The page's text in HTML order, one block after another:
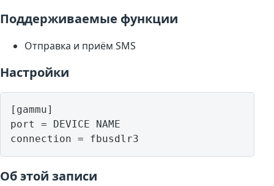
Поддерживаемые функции
Отправка и приём SMS
Настройки
[gammu]
port = DEVICE NAME
Об этой записи